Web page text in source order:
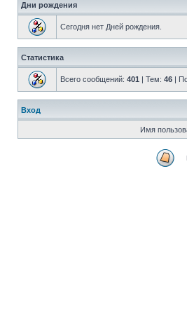
Дни рождения
Сегодня нет Дней рождения.
Статистика
Всего сообщений: 401 | Тем: 46 |
Вход
Имя